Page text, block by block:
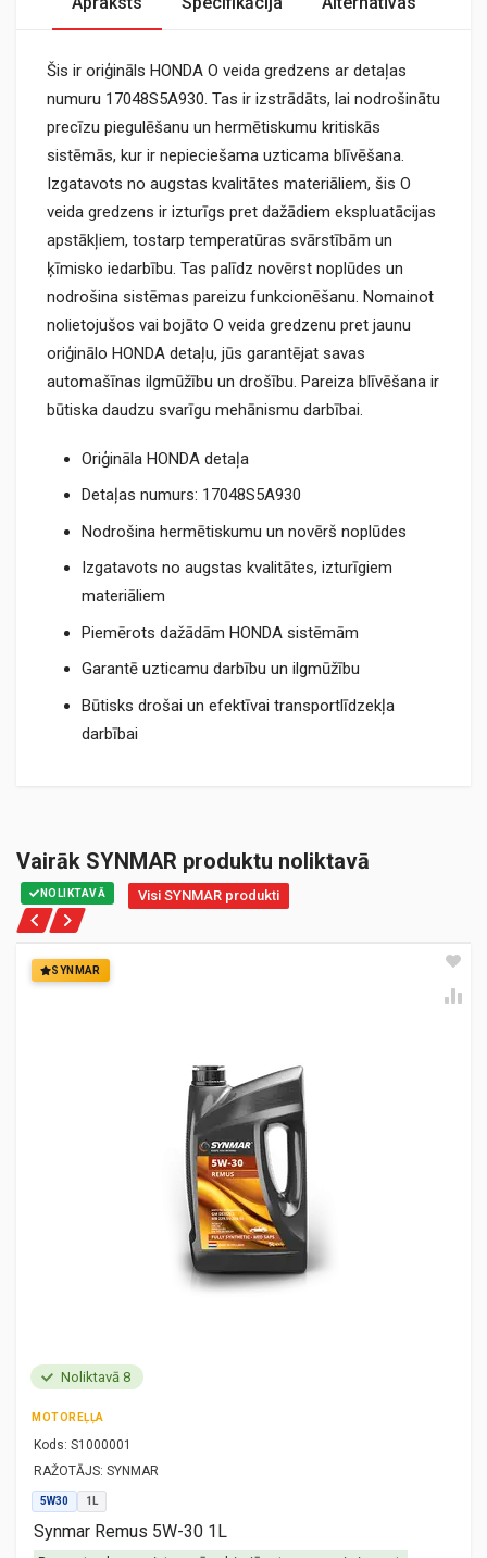
Šis ir oriģināls HONDA O veida gredzens ar detaļas
numuru 17048S5A930. Tas ir izstrādāts, lai nodrošinātu
precīzu piegulēšanu un hermētiskumu kritiskās
sistēmās, kur ir nepieciešama uzticama blīvēšana.
Izgatavots no augstas kvalitātes materiāliem, šis O
veida gredzens ir izturīgs pret dažādiem ekspluatācijas
apstākļiem, tostarp temperatūras svārstībām un
ķīmisko iedarbību. Tas palīdz novērst noplūdes un
nodrošina sistēmas pareizu funkcionēšanu. Nomainot
nolietojušos vai bojāto O veida gredzenu pret jaunu
oriģinālo HONDA detaļu, jūs garantējat savas
automašīnas ilgmūžību un drošību. Pareiza blīvēšana ir
būtiska daudzu svarīgu mehānismu darbībai.
Oriģināla HONDA detaļa
Detaļas numurs: 17048S5A930
Nodrošina hermētiskumu un novērš noplūdes
Izgatavots no augstas kvalitātes, izturīgiem
materiāliem
Piemērots dažādām HONDA sistēmām
Garantē uzticamu darbību un ilgmūžību
Būtisks drošai un efektīvai transportlīdzekļa
darbībai
Vairāk SYNMAR produktu noliktavā
NOLIKTAVĀ Visi SYNMAR produkti
SYNMAR
Noliktavā 8
MOTOREĻĻA
Kods: S1000001
RAŽOTĀJS: SYNMAR
5W30 1L
Synmar Remus 5W-30 1L